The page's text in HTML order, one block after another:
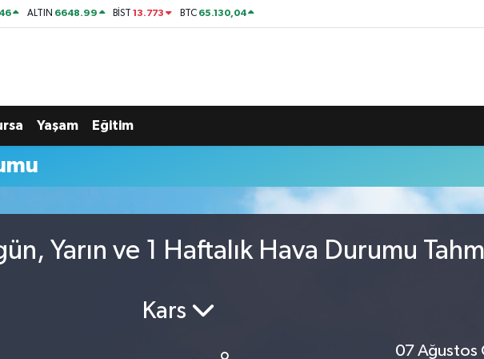
ALTIN 6648.99 BİST13.773 BTC 65.130,04
Yaşam Eğitim
Yarın ve 1 Haftalık Hava Durumu
Kars
07 Ağustos